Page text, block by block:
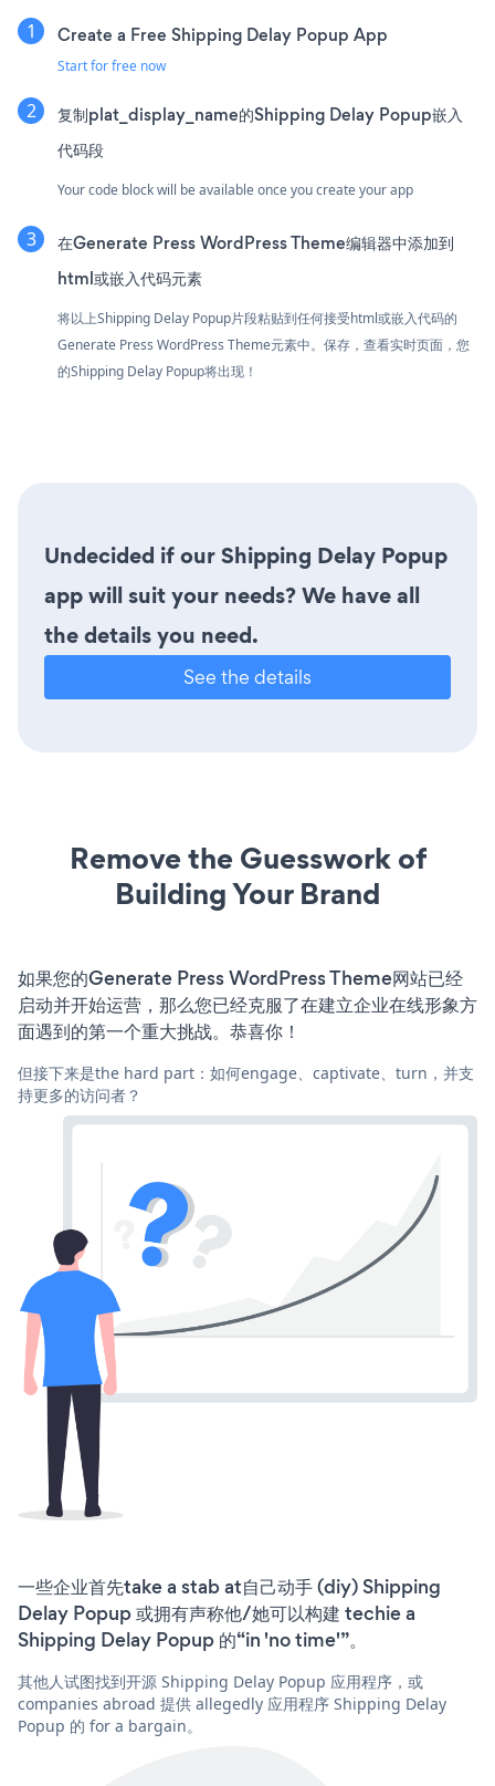
Create a Free Shipping Delay Popup App
Start for free now
复制plat_display_name的Shipping Delay Popup嵌入
代码段
Your code block will be available once you create your app
在Generate Press WordPress Theme编辑器中添加到
html或嵌入代码元素
将以上Shipping Delay Popup片段粘贴到任何接受html或嵌入代码的
Generate Press WordPress Theme元素中。保存，查看实时页面，您
的Shipping Delay Popup将出现！
Undecided if our Shipping Delay Popup
app will suit your needs? We have all
the details you need.
See the details
Remove the Guesswork of
Building Your Brand
如果您的Generate Press WordPress Theme网站已经
启动并开始运营，那么您已经克服了在建立企业在线形象方
面遇到的第一个重大挑战。恭喜你！
但接下来是the hard part：如何engage、captivate、turn，并支
持更多的访问者？
一些企业首先take a stab at自己动手 (diy) Shipping
Delay Popup 或拥有声称他/她可以构建 techie a
Shipping Delay Popup 的“in 'no time'”。
其他人试图找到开源 Shipping Delay Popup 应用程序，或
companies abroad 提供 allegedly 应用程序 Shipping Delay
Popup 的 for a bargain。